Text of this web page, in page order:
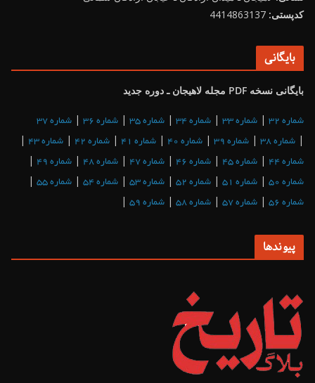
کدپستی:
بایگانی
بایگانی نسخه PDF مجله لاهیجان ـ دوره جدید
شماره 32 | شماره 33 | شماره 34 | شماره 35 | شماره 36 | شماره 37
| شماره 38 | شماره 39 | شماره 40 | شماره 41 | شماره 42 | شماره 43 |
شماره 44 | شماره 45 | شماره 46 | شماره 47 | شماره 48 | شماره 49 |
شماره 50 | شماره 51 | شماره 52 | شماره 53 | شماره 54 | شماره 55 |
شماره 56 | شماره 57 | شماره 58 | شماره 59 |
پیوندها